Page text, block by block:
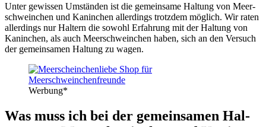
Unter gewis­sen Umstän­den ist die gemein­sa­me Hal­tung von Meer­
schwein­chen und Kanin­chen aller­dings trotz­dem mög­lich. Wir raten
aller­dings nur Hal­tern die sowohl Erfah­rung mit der Hal­tung von
Kanin­chen, als auch Meer­schwein­chen haben, sich an den Ver­such
der gemein­sa­men Hal­tung zu wagen.
Wer­bung*
Was muss ich bei der gemein­sa­men Hal­